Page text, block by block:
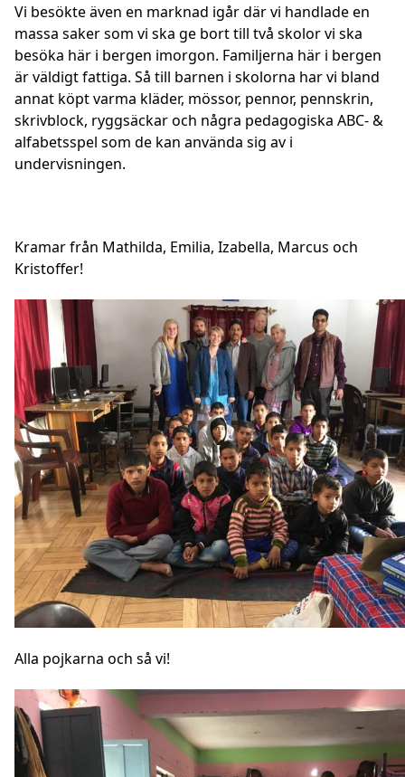
Vi besökte även en marknad igår där vi handlade en
massa saker som vi ska ge bort till två skolor vi ska
besöka här i bergen imorgon. Familjerna här i bergen
är väldigt fattiga. Så till barnen i skolorna har vi bland
annat köpt varma kläder, mössor, pennor, pennskrin,
skrivblock, ryggsäckar och några pedagogiska ABC- &
alfabetsspel som de kan använda sig av i
undervisningen.
Kramar från Mathilda, Emilia, Izabella, Marcus och
Kristoffer!
Alla pojkarna och så vi!